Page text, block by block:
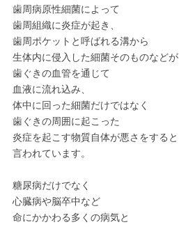
歯周病原性細菌によって
歯周組織に炎症が起き、
歯周ポケットと呼ばれる溝から
生体内に侵入した細菌そのものなどが
歯ぐきの血管を通じて
血液に流れ込み、
体中に回った細菌だけではなく
歯ぐきの周囲に起こった
炎症を起こす物質自体が悪さをすると
言われています。
糖尿病だけでなく
心臓病や脳卒中など
命にかかわる多くの病気と